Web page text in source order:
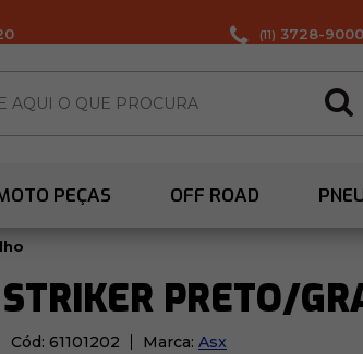
(11) 3728-9000
PEÇAS OFF ROAD
PRETO/
Cód: 61101202 Marca: Asx